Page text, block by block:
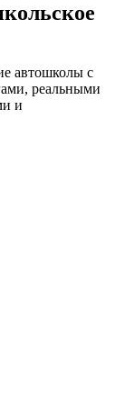
автошколы с
реальными
и